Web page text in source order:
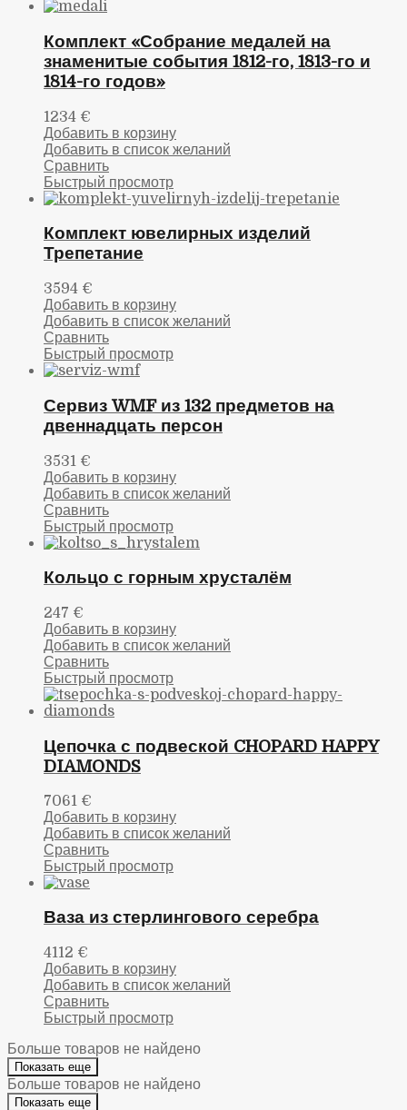
Комплект «Собрание медалей на
знаменитые события 1812-го, 1813-го и
1814-го годов»
1234 €
Добавить в корзину
Добавить в список желаний
Сравнить
Быстрый просмотр
Комплект ювелирных изделий
Трепетание
3594 €
Добавить в корзину
Добавить в список желаний
Сравнить
Быстрый просмотр
Сервиз WMF из 132 предметов на
двеннадцать персон
3531 €
Добавить в корзину
Добавить в список желаний
Сравнить
Быстрый просмотр
Кольцо с горным хрусталём
247 €
Добавить в корзину
Добавить в список желаний
Сравнить
Быстрый просмотр
Цепочка с подвеской CHOPARD HAPPY
DIAMONDS
7061 €
Добавить в корзину
Добавить в список желаний
Сравнить
Быстрый просмотр
Ваза из стерлингового серебра
4112 €
Добавить в корзину
Добавить в список желаний
Сравнить
Быстрый просмотр
Больше товаров не найдено
Показать еще
Больше товаров не найдено
Показать еще